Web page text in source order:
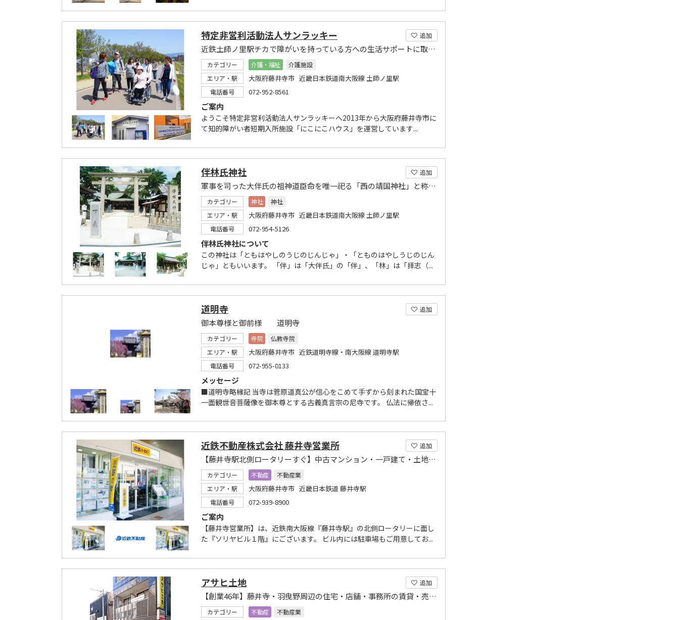
追加
特定非営利活動法人サンラッキー
近鉄土師ノ里駅チカで障がいを持っている方への生活サポートに取り組んでおります。
カテゴリー 介護・福祉
介護施設
エリア・駅
大阪府藤井寺市 近畿日本鉄道南大阪線 土師ノ里駅
電話番号 072-952-8561
ご案内
ようこそ特定非営利活動法人サンラッキーへ2013年から大阪府藤井寺市に
て知的障がい者短期入所施設「にこにこハウス」を運営しています...
追加
伴林氏神社
軍事を司った大伴氏の祖神道臣命を唯一祀る「西の靖国神社」と称される神社です。
カテゴリー 神社
神社
エリア・駅
大阪府藤井寺市 近畿日本鉄道南大阪線 土師ノ里駅
電話番号 072-954-5126
伴林氏神社について
この神社は「ともはやしのうじのじんじゃ」・「とものはやしうじのじん
じゃ」ともいいます。 「伴」は「大伴氏」の「伴」、「林」は「拝志（...
追加
道明寺
御本尊様と御前様 道明寺
カテゴリー 寺院
仏教寺院
エリア・駅
大阪府藤井寺市 近鉄道明寺線・南大阪線 道明寺駅
電話番号 072-955-0133
メッセージ
■道明寺略縁記 当寺は菅原道真公が信心をこめて手ずから刻まれた国宝十
一面観世音菩薩像を御本尊とする古義真言宗の尼寺です。 仏法に帰依さ...
追加
近鉄不動産株式会社 藤井寺営業所
【藤井寺駅北側ロータリーすぐ】中古マンション・一戸建て・土地の購入・売却なら近鉄不動産まで
カテゴリー 不動産
不動産業
エリア・駅
大阪府藤井寺市 近畿日本鉄道 藤井寺駅
電話番号 072-939-8900
ご案内
【藤井寺営業所】は、近鉄南大阪線『藤井寺駅』の北側ロータリーに面し
た『ソリヤビル１階』にございます。 ビル内には駐車場もご用意してお...
追加
アサヒ土地
【創業46年】藤井寺・羽曳野周辺の住宅・店舗・事務所の賃貸・売買物件を多数取扱っております
カテゴリー 不動産
不動産業